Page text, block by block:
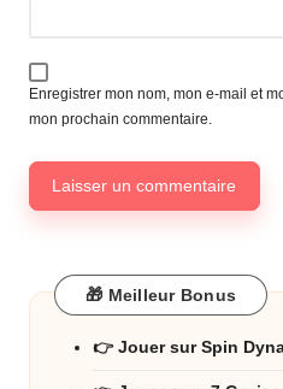
Enregistrer mon nom, mon e-mail et
mon prochain commentaire.
🎁 Meilleur Bonus
👉 Jouer sur Spin